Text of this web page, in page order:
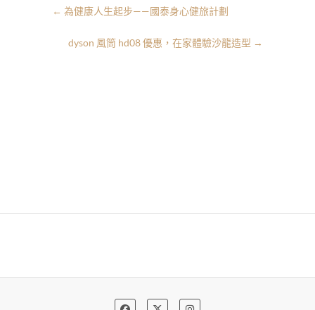
← 為健康人生起步——國泰身心健旅計劃
dyson 風筒 hd08 優惠，在家體驗沙龍造型 →